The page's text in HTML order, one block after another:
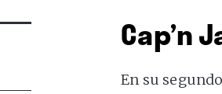
Cap’n
En su